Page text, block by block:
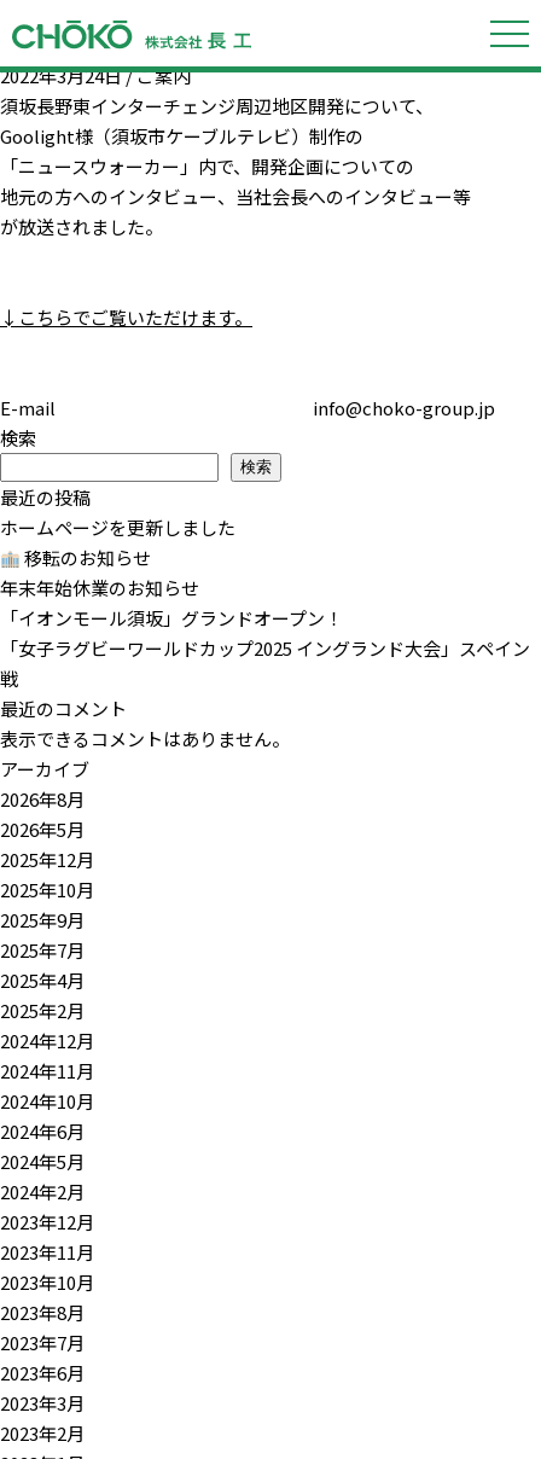
カテゴリー「ご案内」の記事
須坂長野東インターチェンジ周辺地区開発
2022年3月24日 /ご案内
須坂長野東インターチェンジ周辺地区開発について、
Goolight様（須坂市ケーブルテレビ）制作の
「ニュースウォーカー」内で、開発企画についての
地元の方へのインタビュー、当社会長へのインタビュー等
が放送されました。
↓こちらでご覧いただけます。
E-mail info@choko-group.jp
検索
検索
最近の投稿
ホームページを更新しました
移転のお知らせ
年末年始休業のお知らせ
「イオンモール須坂」グランドオープン！
「女子ラグビーワールドカップ2025 イングランド大会」スペイン
戦
最近のコメント
表示できるコメントはありません。
アーカイブ
2026年8月
2026年5月
2025年12月
2025年10月
2025年9月
2025年7月
2025年4月
2025年2月
2024年12月
2024年11月
2024年10月
2024年6月
2024年5月
2024年2月
2023年12月
2023年11月
2023年10月
2023年8月
2023年7月
2023年6月
2023年3月
2023年2月